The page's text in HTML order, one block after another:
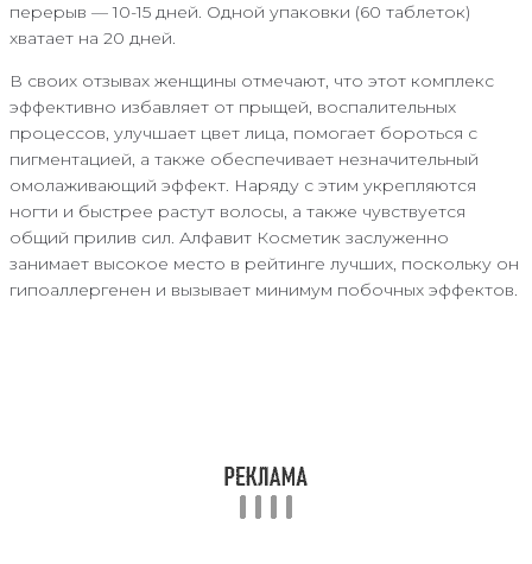
перерыв — 10-15 дней. Одной упаковки (60 таблеток)
хватает на 20 дней.
В своих отзывах женщины отмечают, что этот комплекс
эффективно избавляет от прыщей, воспалительных
процессов, улучшает цвет лица, помогает бороться с
пигментацией, а также обеспечивает незначительный
омолаживающий эффект. Наряду с этим укрепляются
ногти и быстрее растут волосы, а также чувствуется
общий прилив сил. Алфавит Косметик заслуженно
занимает высокое место в рейтинге лучших, поскольку он
гипоаллергенен и вызывает минимум побочных эффектов.